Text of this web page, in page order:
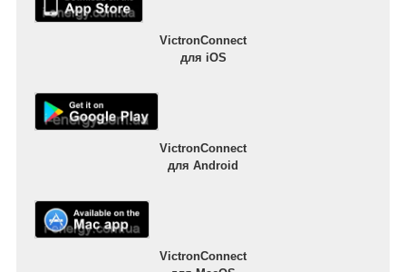
VictronConnect
для iOS
VictronConnect
для Android
VictronConnect